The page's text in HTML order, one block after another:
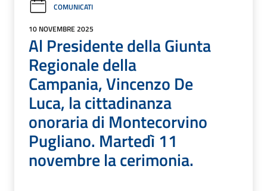
COMUNICATI
10 NOVEMBRE 2025
Al Presidente della Giunta
Regionale della
Campania, Vincenzo De
Luca, la cittadinanza
onoraria di Montecorvino
Pugliano. Martedì 11
novembre la cerimonia.